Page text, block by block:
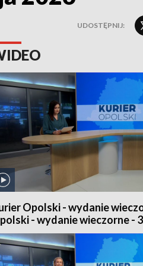
UDOSTĘPNIJ:
Opolski - wydanie
- wydanie wieczorne -